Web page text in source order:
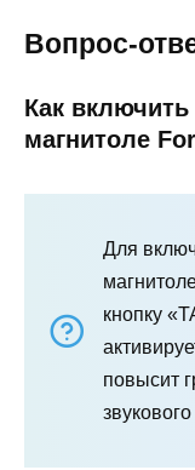
Вопрос-
Как
магнитоле
Для
кнопку
повысит